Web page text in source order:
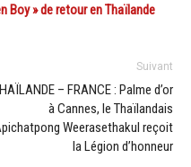
Boy » de retour en Thaïlande
Suivant
– FRANCE : Palme d’or
à Cannes, le Thaïlandais
Weerasethakul reçoit
la Légion d’honneur